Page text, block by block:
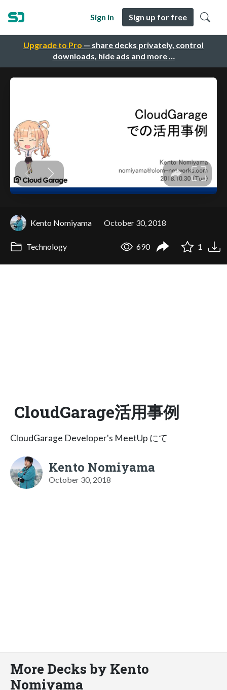
Upgrade to Pro — share decks privately, control
downloads, hide ads and more …
Sign in Sign up for free
Kento Nomiyama October 30, 2018
Technology 690 1
CloudGarage活用事例
CloudGarage Developer's MeetUp にて
Kento Nomiyama
October 30, 2018
More Decks by Kento
Nomiyama